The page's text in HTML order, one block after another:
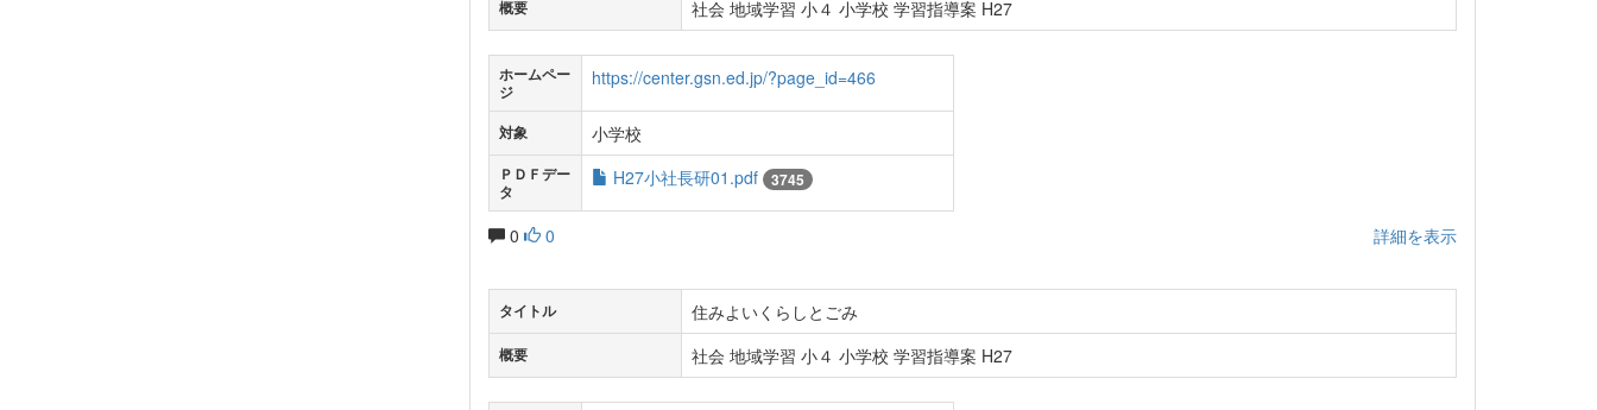
概要 社会 地域学習 小４ 小学校 学習指導案 H27
ホームペー
ジ
https://center.gsn.ed.jp/?page_id=466
対象 小学校
ＰＤＦデー
タ
H27小社長研01.pdf 3745
0 0 詳細を表示
タイトル 住みよいくらしとごみ
概要 社会 地域学習 小４ 小学校 学習指導案 H27